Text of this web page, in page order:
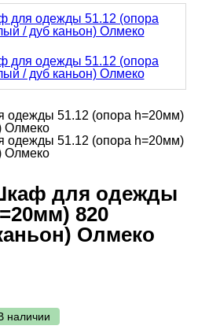
для одежды
820
Олмеко
наличии